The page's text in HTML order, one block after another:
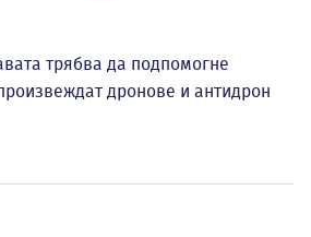
трябва да подпомогне
дронове и антидрон